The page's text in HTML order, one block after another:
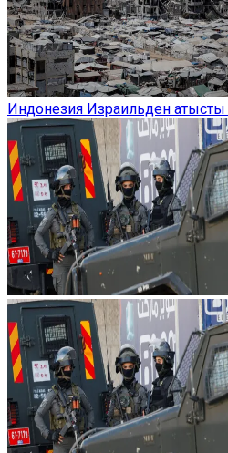
Индонезия Израильден атысты